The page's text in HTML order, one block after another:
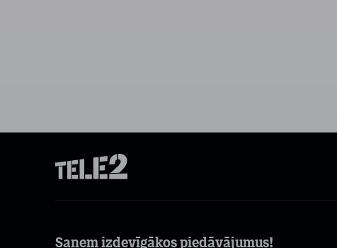
Saņem izdevīgākos piedāvājumus!